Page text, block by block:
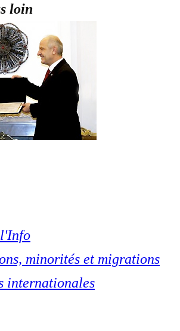
loin
minorités et migrations
internationales